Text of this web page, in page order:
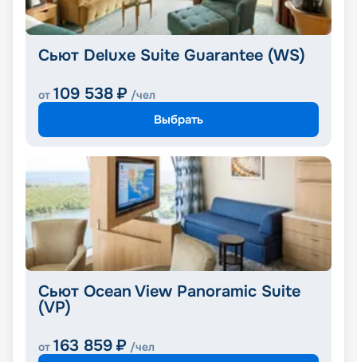
Сьют Deluxe Suite Guarantee (WS)
от 109 538 ₽ /чел
Выбрать
Сьют Ocean View Panoramic Suite
(VP)
от 163 859 ₽ /чел